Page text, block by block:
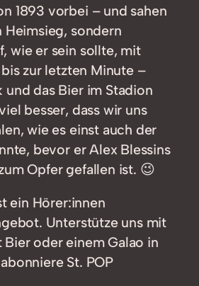
1893 vorbei – und sahen
Heimsieg, sondern
wie er sein sollte, mit
zur letzten Minute –
und das Bier im Stadion
besser, dass wir uns
wie es einst auch der
bevor er Alex Blessins
Opfer gefallen ist. 😉
ein Hörer:innen
Unterstütze uns mit
Bier oder einem Galao in
St. POP